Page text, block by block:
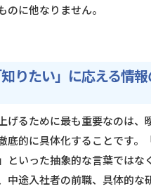
のに他なりません。
りたい」に応える情
げるために最も重要なのは、
底的に具体化することです。
といった抽象的な言葉ではな
中途入社者の前職、具体的な